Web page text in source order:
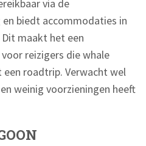
via de
biedt accommodaties in
maakt het een
reizigers die whale
roadtrip. Verwacht wel
weinig voorzieningen heeft